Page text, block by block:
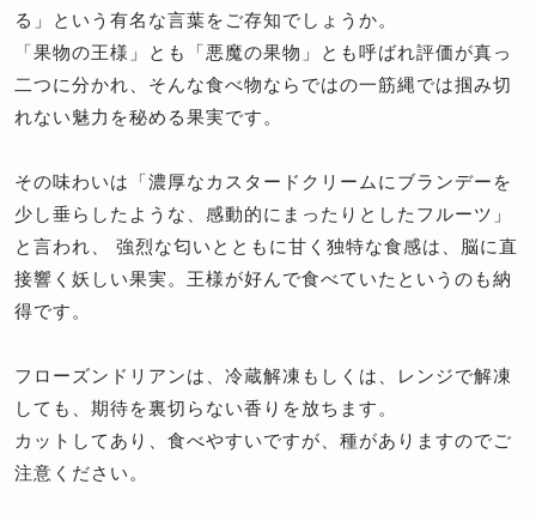
る」という有名な言葉をご存知でしょうか。
「果物の王様」とも「悪魔の果物」とも呼ばれ評価が真っ
二つに分かれ、そんな食べ物ならではの一筋縄では掴み切
れない魅力を秘める果実です。
その味わいは「濃厚なカスタードクリームにブランデーを
少し垂らしたような、感動的にまったりとしたフルーツ」
と言われ、 強烈な匂いとともに甘く独特な食感は、脳に直
接響く妖しい果実。王様が好んで食べていたというのも納
得です。
フローズンドリアンは、冷蔵解凍もしくは、レンジで解凍
しても、期待を裏切らない香りを放ちます。
カットしてあり、食べやすいですが、種がありますのでご
注意ください。